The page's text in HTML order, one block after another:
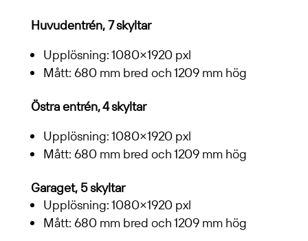
Huvudentrén, 7 skyltar
Upplösning: 1080×1920 pxl
Mått: 680 mm bred och 1209 mm hög
Östra entrén, 4 skyltar
Upplösning: 1080×1920 pxl
Mått: 680 mm bred och 1209 mm hög
Garaget, 5 skyltar
Upplösning: 1080×1920 pxl
Mått: 680 mm bred och 1209 mm hög